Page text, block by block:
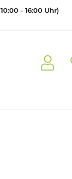
- 16:00 Uhr)